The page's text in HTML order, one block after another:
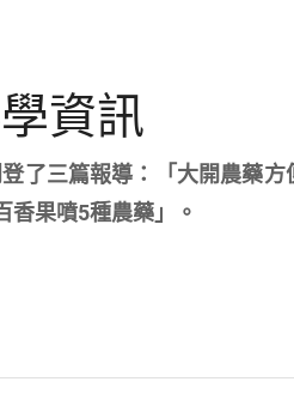
資訊
了三篇報導：「大開農藥
果噴5種農藥」。